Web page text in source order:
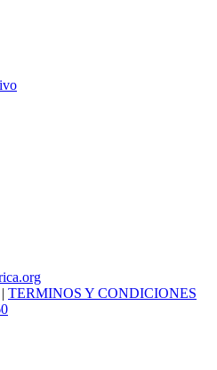
| TERMINOS Y CONDICIONES